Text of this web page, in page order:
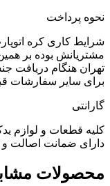
نحوه پرداخت
شرایط کاری کره
مشتریانش بوده بر
تهران هنگام دریافت
برای سایر سفارشات
گارانتی
کلیه قطعات و لوازم
دارای ضمانت اصالت
محصولات